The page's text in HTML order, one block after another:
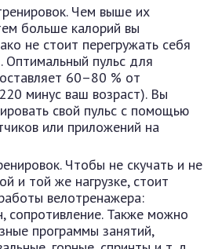
Чем выше их
больше калорий вы
не стоит перегружать себя
Оптимальный пульс для
60–80 % от
минус ваш возраст). Вы
свой пульс с помощью
или приложений на
Чтобы не скучать и не
и той же нагрузке, стоит
велотренажера:
сопротивление. Также можно
программы занятий,